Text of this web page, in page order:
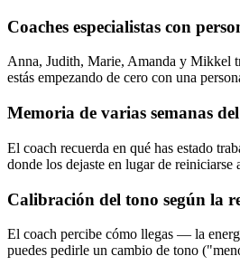
Coaches especialistas con
Anna, Judith, Marie, Amanda y Mikkel
estás empezando de cero con una
Memoria de varias semanas
El coach recuerda en qué has estado
donde los dejaste en lugar de
Calibración del tono según la
El coach percibe cómo llegas — la
puedes pedirle un cambio de tono